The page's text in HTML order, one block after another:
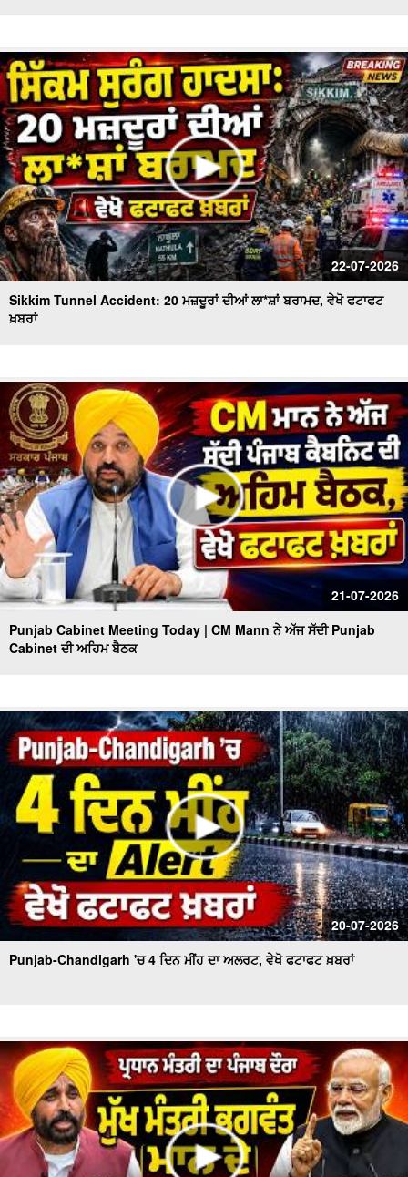
22-07-2026
Sikkim Tunnel Accident: 20 ਮਜ਼ਦੂਰਾਂ ਦੀਆਂ ਲਾ*ਸ਼ਾਂ ਬਰਾਮਦ, ਵੇਖੋ ਫਟਾਫਟ
ਖ਼ਬਰਾਂ
21-07-2026
Punjab Cabinet Meeting Today | CM Mann ਨੇ ਅੱਜ ਸੱਦੀ Punjab
Cabinet ਦੀ ਅਹਿਮ ਬੈਠਕ
20-07-2026
Punjab-Chandigarh 'ਚ 4 ਦਿਨ ਮੀਂਹ ਦਾ ਅਲਰਟ, ਵੇਖੋ ਫਟਾਫਟ ਖ਼ਬਰਾਂ